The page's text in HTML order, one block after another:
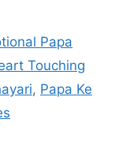
Papa
Touching
, Papa Ke